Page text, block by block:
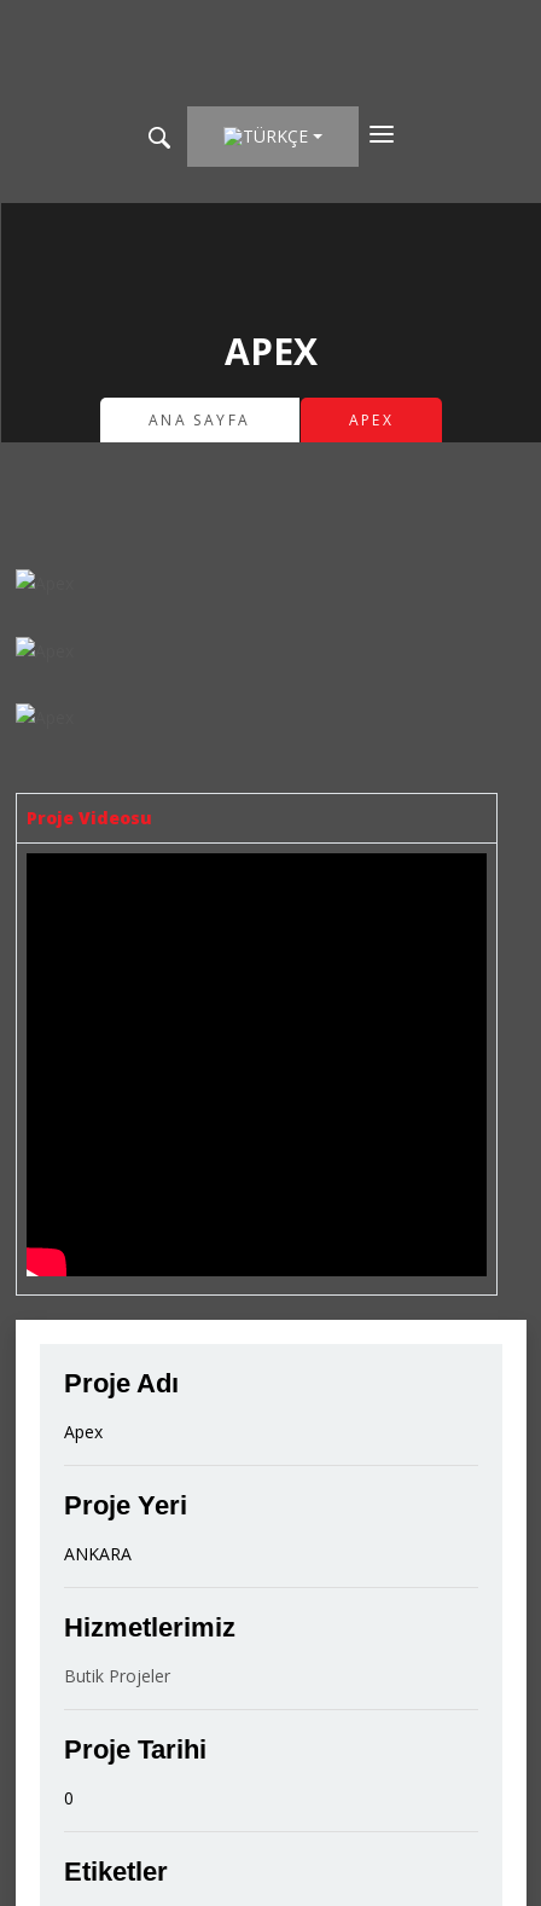
TÜRKÇE
APEX
ANA SAYFA APEX
Proje Videosu
Proje Adı
Apex
Proje Yeri
ANKARA
Hizmetlerimiz
Butik Projeler
Proje Tarihi
0
Etiketler